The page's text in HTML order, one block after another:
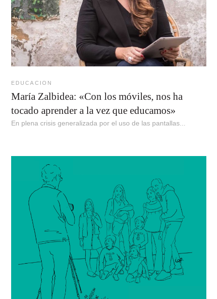
EDUCACION
María Zalbidea: «Con los móviles, nos ha
tocado aprender a la vez que educamos»
En plena crisis generalizada por el uso de las pantallas...